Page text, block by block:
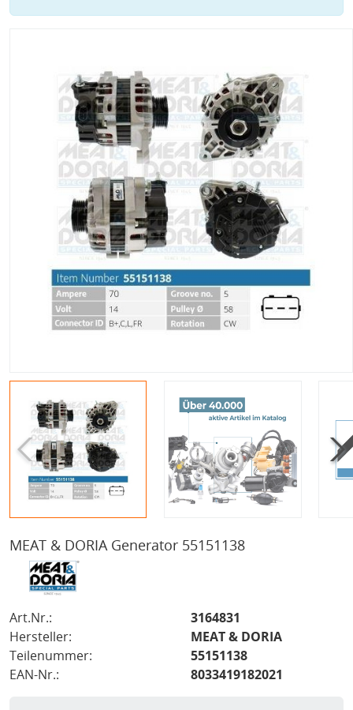
MEAT & DORIA Generator 55151138
Art.Nr.:
3164831
Hersteller:
MEAT & DORIA
Teilenummer:
55151138
EAN-Nr.:
8033419182021